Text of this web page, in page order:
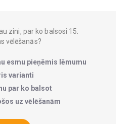
zini, par ko balsosi 15.
vēlēšanās?
esmu pieņēmis lēmumu
varianti
par ko balsot
uz vēlēšanām